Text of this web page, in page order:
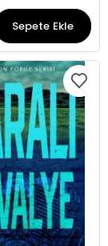
Sepete Ekle